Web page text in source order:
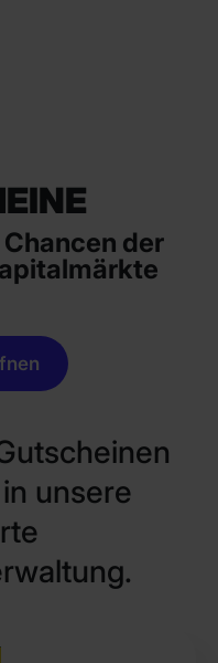
der
unsere